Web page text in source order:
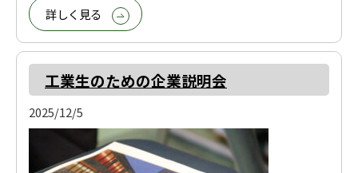
詳しく見る
工業生のための企業説明会
2025/12/5